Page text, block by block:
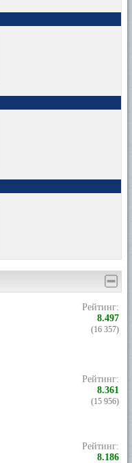
Рейтинг:
8.497
(16 357)
Рейтинг:
8.361
(15 956)
Рейтинг:
8.186